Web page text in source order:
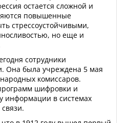
остается сложной и
повышенные
стрессоустойчивыми,
но еще и
сотрудники
Она была учреждена 5 мая
комиссаров.
шифровки и
информации в системах